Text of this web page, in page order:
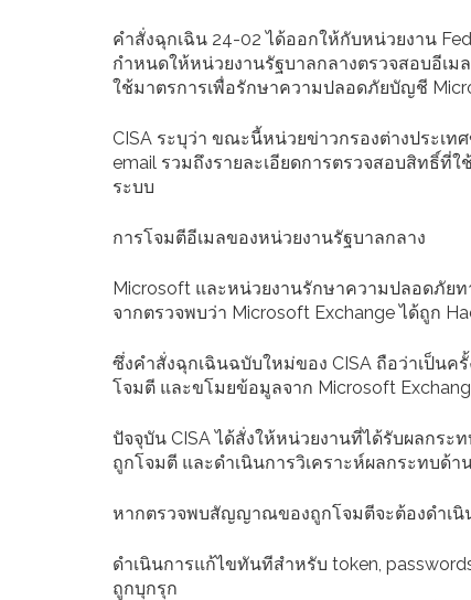
คำสั่งฉุกเฉิน 24-02 ได้ออกให้กับหน่วยงาน
กำหนดให้หน่วยงานรัฐบาลกลางตรวจสอบอีเ
ใช้มาตรการเพื่อรักษาความปลอดภัยบัญชี
CISA ระบุว่า ขณะนี้หน่วยข่าวกรองต่างประเ
email รวมถึงรายละเอียดการตรวจสอบสิทธิ์ที่
ระบบ
การโจมตีอีเมลของหน่วยงานรัฐบาลกลาง
Microsoft และหน่วยงานรักษาความปลอดภัย
จากตรวจพบว่า Microsoft Exchange ได้ถูก
ซึ่งคำสั่งฉุกเฉินฉบับใหม่ของ CISA ถือว่าเป็น
โจมตี และขโมยข้อมูลจาก Microsoft
ปัจจุบัน CISA ได้สั่งให้หน่วยงานที่ได้รับผลกร
ถูกโจมตี และดำเนินการวิเคราะห์ผลกระทบด้
หากตรวจพบสัญญาณของถูกโจมตีจะต้องดำเนิ
ดำเนินการแก้ไขทันทีสำหรับ token,
ถูกบุกรุก